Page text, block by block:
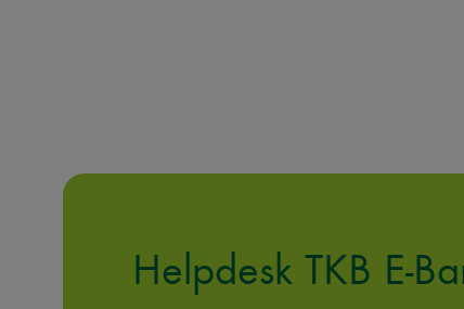
Helpdesk TKB E-